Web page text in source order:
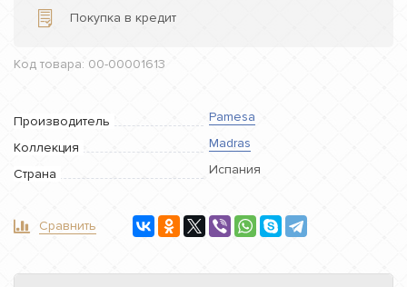
Покупка в кредит
Код товара: 00-00001613
Производитель
Pamesa
Коллекция
Madras
Страна
Испания
Сравнить